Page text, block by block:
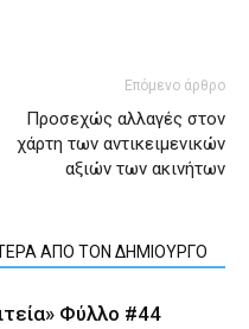
Επόμενο άρθρο
Προσεχώς αλλαγές στον
χάρτη των αντικειμενικών
αξιών των ακινήτων
ΑΠΟ ΤΟΝ ΔΗΜΙΟΥΡΓΟ
Φύλλο #44